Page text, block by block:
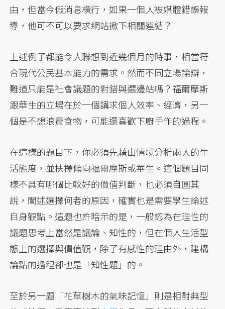
由，但當今假消息橫行，如果一個人被媒體錯誤報
導，他可不可以要求網站撤下相關連結？
上述例子都能令人聯想到近幾個月的時事，相當符
合現代公民基本能力的需求。然而不同立場論辯，
難道只能是社會議題的對錯與選邊站嗎？福爾摩斯
跟華生的立場在於一個講求個人效率、經濟，另一
個是不想浪費食物，可能還喜歡下廚手作的過程。
在這樣的題目下，你必須先藉由情境分析兩人的生
活態度，並抉擇傾向福爾摩斯或華生。這個題目同
樣不具有哪個比較好的價值判斷，也必須自圓其
說，闡述選擇何者的原因，確實也是需要學生論述
自身觀點。這題也許暗示的是，一般認為在理性的
議題思考上當然是議論、知性的，但在個人生活型
態上的選擇與價值觀，除了有感性的理由外，建構
論點的過程卻也是「知性題」的。
至於另一題「花草樹木的氣味記憶」則是相對典型